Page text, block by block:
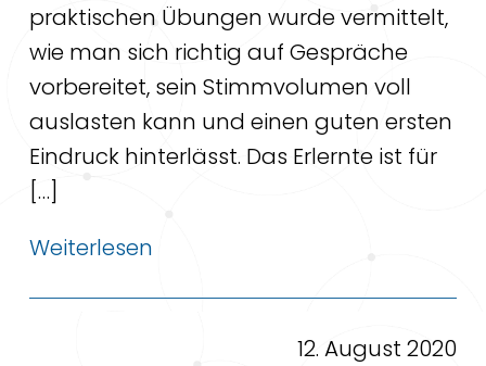
praktischen Übungen wurde vermittelt,
wie man sich richtig auf Gespräche
vorbereitet, sein Stimmvolumen voll
auslasten kann und einen guten ersten
Eindruck hinterlässt. Das Erlernte ist für
[…]
Weiterlesen
12. August 2020